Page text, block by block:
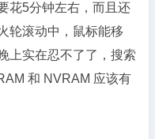
花5分钟左右，而且还
轮滚动中，鼠标能移
上实在忍不了了，搜索
和 NVRAM 应该有